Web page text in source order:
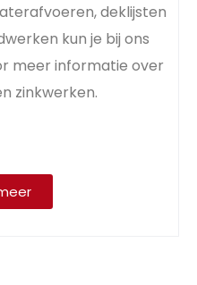
deklijsten
kun je bij ons
meer informatie over
zinkwerken.